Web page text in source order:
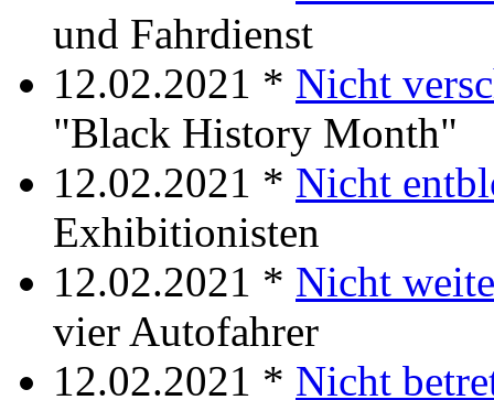
und Fahrdienst
12.02.2021 * Nicht
"Black History Month"
12.02.2021 * Nicht
Exhibitionisten
12.02.2021 * Nicht
vier Autofahrer
12.02.2021 * Nicht